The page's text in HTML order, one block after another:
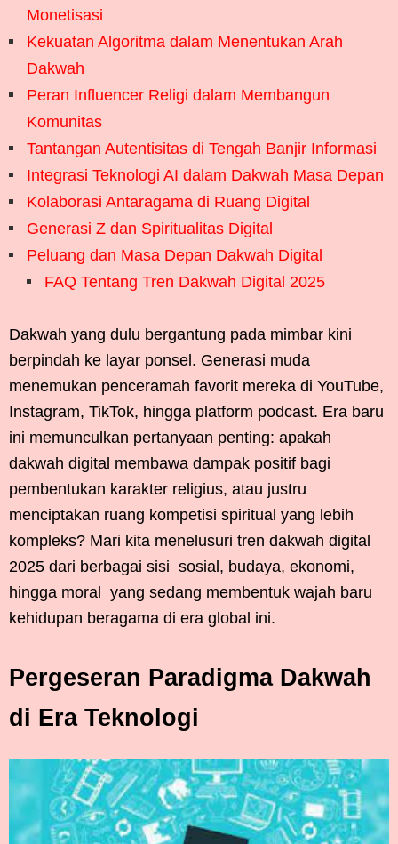
Monetisasi
Kekuatan Algoritma dalam Menentukan Arah
Dakwah
Peran Influencer Religi dalam Membangun
Komunitas
Tantangan Autentisitas di Tengah Banjir Informasi
Integrasi Teknologi AI dalam Dakwah Masa Depan
Kolaborasi Antaragama di Ruang Digital
Generasi Z dan Spiritualitas Digital
Peluang dan Masa Depan Dakwah Digital
FAQ Tentang Tren Dakwah Digital 2025
Dakwah yang dulu bergantung pada mimbar kini
berpindah ke layar ponsel. Generasi muda
menemukan penceramah favorit mereka di YouTube,
Instagram, TikTok, hingga platform podcast. Era baru
ini memunculkan pertanyaan penting: apakah
dakwah digital membawa dampak positif bagi
pembentukan karakter religius, atau justru
menciptakan ruang kompetisi spiritual yang lebih
kompleks? Mari kita menelusuri tren dakwah digital
2025 dari berbagai sisi sosial, budaya, ekonomi,
hingga moral yang sedang membentuk wajah baru
kehidupan beragama di era global ini.
Pergeseran Paradigma Dakwah
di Era Teknologi